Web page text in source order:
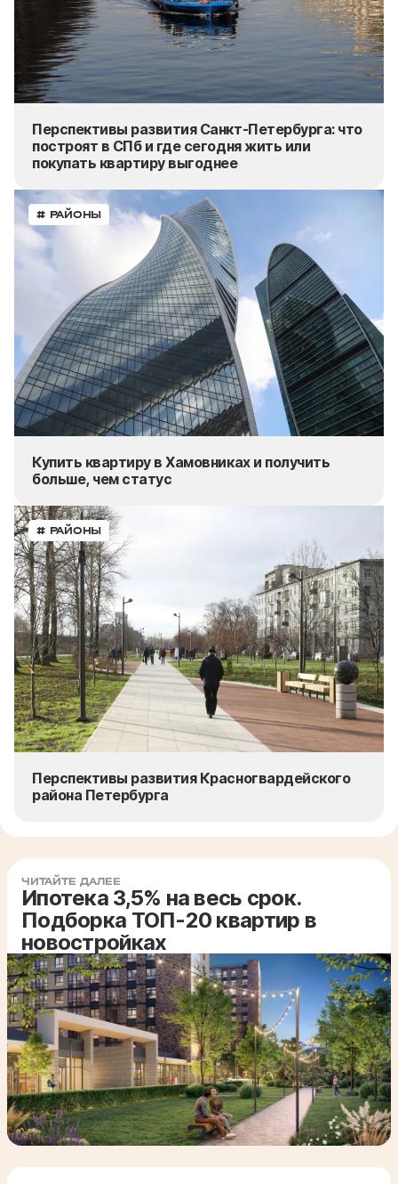
Перспективы развития Санкт-Петербурга: что
построят в СПб и где сегодня жить или
покупать квартиру выгоднее
# РАЙОНЫ
Купить квартиру в Хамовниках и получить
больше, чем статус
# РАЙОНЫ
Перспективы развития Красногвардейского
района Петербурга
ЧИТАЙТЕ ДАЛЕЕ
Ипотека 3,5% на весь срок.
Подборка ТОП-20 квартир в
новостройках